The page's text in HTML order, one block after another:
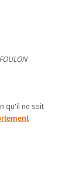
qu'il ne soit